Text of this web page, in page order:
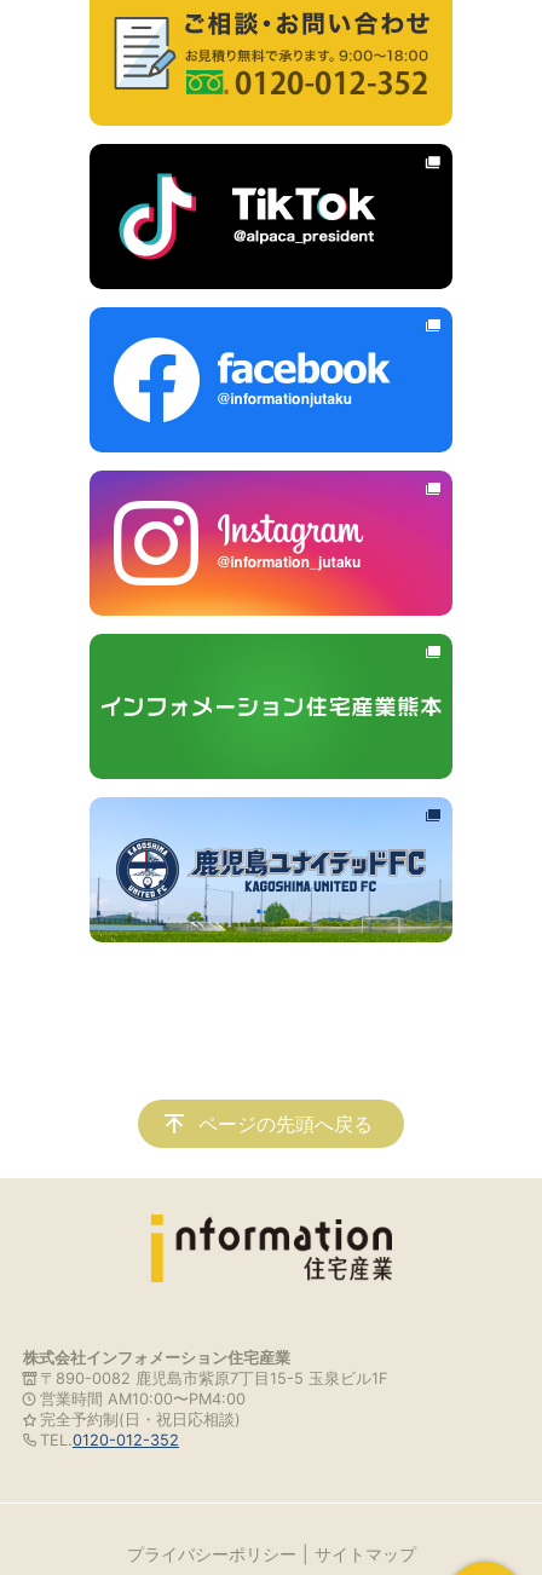
ページの先頭へ戻る
株式会社インフォメーション住宅産業
〒890-0082 鹿児島市紫原7丁目15-5 玉泉ビル1F
営業時間 AM10:00〜PM4:00
完全予約制(日・祝日応相談)
TEL.0120-012-352
プライバシーポリシー サイトマップ